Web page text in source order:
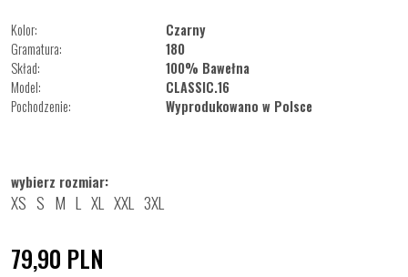
Kolor:
Czarny
Gramatura:
180
Skład:
100% Bawełna
Model:
CLASSIC.16
Pochodzenie:
Wyprodukowano w Polsce
wybierz rozmiar:
XS S M L XL XXL 3XL
79,90 PLN